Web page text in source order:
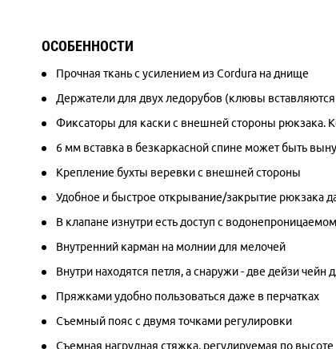
ОСОБЕННОСТИ
Прочная ткань с усилением из Cordura на днище
Держатели для двух ледорубов (клювы
Фиксаторы для каски с внешней стороны рюкзака.
6 мм вставка в безкаркасной спине может быть
Крепление бухты веревки с внешней стороны
Удобное и быстрое открывание/закрытие рюкзака
В клапане изнутри есть доступ с
Внутренний карман на молнии для мелочей
Внутри находятся петля, а снаружи - две дейзи чейн
Пряжками удобно пользоваться даже в перчатках
Съемный пояс с двумя точками регулировки
Съемная нагрудная стяжка, регулируемая по высоте